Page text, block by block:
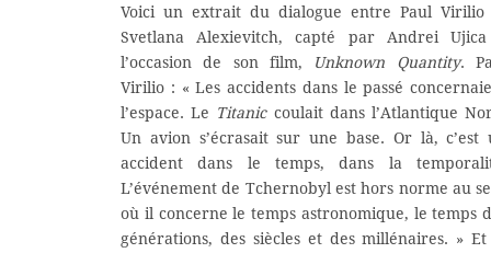
Voici un extrait du dialogue entre Paul Virilio
Svetlana Alexievitch, capté par Andrei
l’occasion de son film, Unknown Quantity.
Virilio : « Les accidents dans le passé
l’espace. Le Titaniccoulait dans l’Atlantique
Un avion s’écrasait sur une base. Or là, c’est
accident dans le temps, dans la
L’événement de Tchernobyl est hors norme au
où il concerne le temps astronomique, le temps
générations, des siècles et des millénaires. »